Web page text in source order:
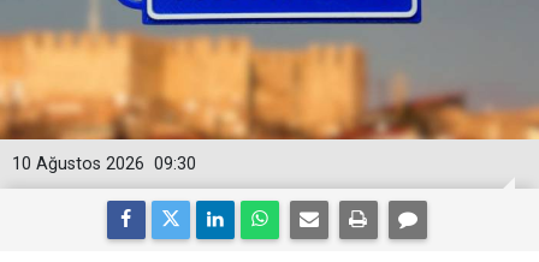
09:30
10 Ağustos 2026